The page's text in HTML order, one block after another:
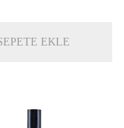
EKLE